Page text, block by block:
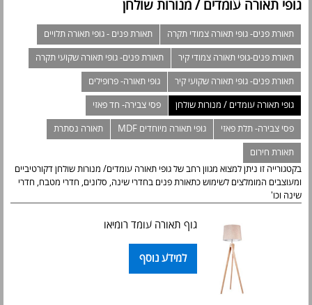
גופי תאורה עומדים / מנורות שולחן
תאורת פנים- גופי תאורה צמודי תקרה תאורת פנים - גופי תאורה תלויים
תאורת פנים-גופי תאורה צמודי קיר תאורת פנים- גופי תאורה שקועי תקרה
תאורת פנים- גופי תאורה שקועי קיר גופי תאורה- פרופילים
גופי תאורה עומדים / מנורות שולחן פסי צבירה- חד פאזי
פסי צבירה- תלת פאזי גופי תאורה מיוחדים MDF תאורה נסתרת
תאורת חירום
בקטגורייה זו ניתן למצוא מגוון רחב של גופי תאורה עומדים/ מנורות שולחן דקורטיביים
ומעוצבים המומלצים לשימוש כתאורת פנים בחדרי שינה, סלונים, חדרי מטבח, חדרי
שינה וכו'
גוף תאורה עומד רומיאו
למידע נוסף